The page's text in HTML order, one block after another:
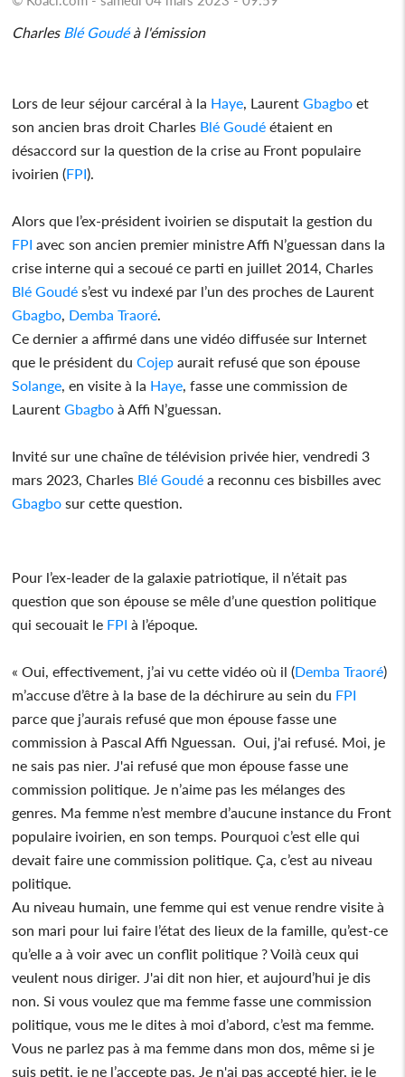
Charles Blé Goudéà l'émission
Lors de leur séjour carcéral à la Haye , LaurentGbagbo et
son ancien bras droit Charles Blé Goudé étaient en
désaccord sur la question de la crise au Front populaire
ivoirien (FPI).
Alors que l’ex-président ivoirien se disputait la gestion du
FPI avec son ancien premier ministre Affi N’guessan dans la
crise interne qui a secoué ce parti en juillet 2014, Charles
Blé Goudé s’est vu indexé par l’un des proches de Laurent
Gbagbo Demba Traoré
Ce dernier a affirmé dans une vidéo diffusée sur Internet
que le président duCojep aurait refusé que son épouse
Solange , en visite à la Haye , fasse une commission de
LaurentGbagbo à Affi N’guessan.
Invité sur une chaîne de télévision privée hier, vendredi 3
mars 2023, Charles Blé Goudé a reconnu ces bisbilles avec
Gbagbo sur cette question.
Pour l’ex-leader de la galaxie patriotique, il n’était pas
question que son épouse se mêle d’une question politique
qui secouait le FPI à l’époque.
« Oui, effectivement, j’ai vu cette vidéo où il (Demba Traoré)
m’accuse d’être à la base de la déchirure au sein du FPI
parce que j’aurais refusé que mon épouse fasse une
commission à Pascal Affi Nguessan. Oui, j'ai refusé. Moi, je
ne sais pas nier. J'ai refusé que mon épouse fasse une
commission politique. Je n’aime pas les mélanges des
genres. Ma femme n’est membre d’aucune instance du Front
populaire ivoirien, en son temps. Pourquoi c’est elle qui
devait faire une commission politique. Ça, c’est au niveau
politique.
Au niveau humain, une femme qui est venue rendre visite à
son mari pour lui faire l’état des lieux de la famille, qu’est-ce
qu’elle a à voir avec un conflit politique ? Voilà ceux qui
veulent nous diriger. J'ai dit non hier, et aujourd’hui je dis
non. Si vous voulez que ma femme fasse une commission
politique, vous me le dites à moi d’abord, c’est ma femme.
Vous ne parlez pas à ma femme dans mon dos, même si je
suis petit, je ne l’accepte pas. Je n'ai pas accepté hier, je le